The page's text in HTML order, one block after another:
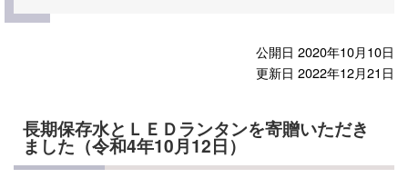
公開日 2020年10月10日
更新日 2022年12月21日
長期保存水とＬＥＤランタンを寄贈いただき
ました（令和4年10月12日）